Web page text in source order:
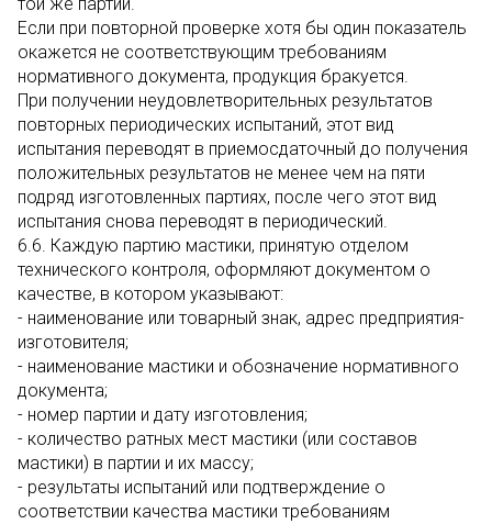
Если при повторной проверке хотя бы один показатель
окажется не соответствующим требованиям
нормативного документа, продукция бракуется.
При получении неудовлетворительных результатов
повторных периодических испытаний, этот вид
испытания переводят в приемосдаточный до получения
положительных результатов не менее чем на пяти
подряд изготовленных партиях, после чего этот вид
испытания снова переводят в периодический.
6.6. Каждую партию мастики, принятую отделом
технического контроля, оформляют документом о
качестве, в котором указывают:
- наименование или товарный знак, адрес предприятия-
изготовителя;
- наименование мастики и обозначение нормативного
документа;
- номер партии и дату изготовления;
- количество ратных мест мастики (или составов
мастики) в партии и их массу;
- результаты испытаний или подтверждение о
соответствии качества мастики требованиям